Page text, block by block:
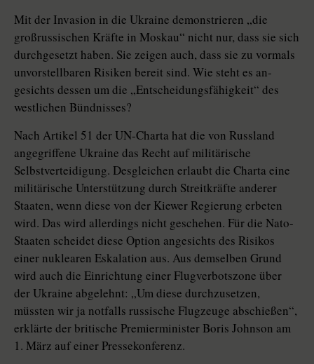
Mit der Invasion in die Ukraine demonstrieren „die
großrussischen Kräfte in Moskau“ nicht nur, dass sie sich
durchgesetzt haben. Sie zeigen auch, dass sie zu vormals
unvorstellbaren Risiken bereit sind. Wie steht es an­
gesichts dessen um die „Entscheidungsfähigkeit“ des
westlichen Bündnisses?
Nach Artikel 51 der UN-Charta hat die von Russland
angegriffene Ukrai­ne das Recht auf militärische
Selbstverteidigung. Desgleichen erlaubt die Charta eine
militärische Unterstützung durch Streitkräfte anderer
Staaten, wenn diese von der Kiewer Regierung erbeten
wird. Das wird allerdings nicht geschehen. Für die Nato-
Staaten scheidet diese Option angesichts des Risikos
einer nuklearen Eskalation aus. Aus demselben Grund
wird auch die Einrichtung einer Flugverbotszone über
der Ukrai­ne abgelehnt: „Um diese durchzusetzen,
müssten wir ja notfalls russische Flugzeuge abschießen“,
erklärte der britische Premierminister Boris Johnson am
1. März auf einer Pressekonferenz.